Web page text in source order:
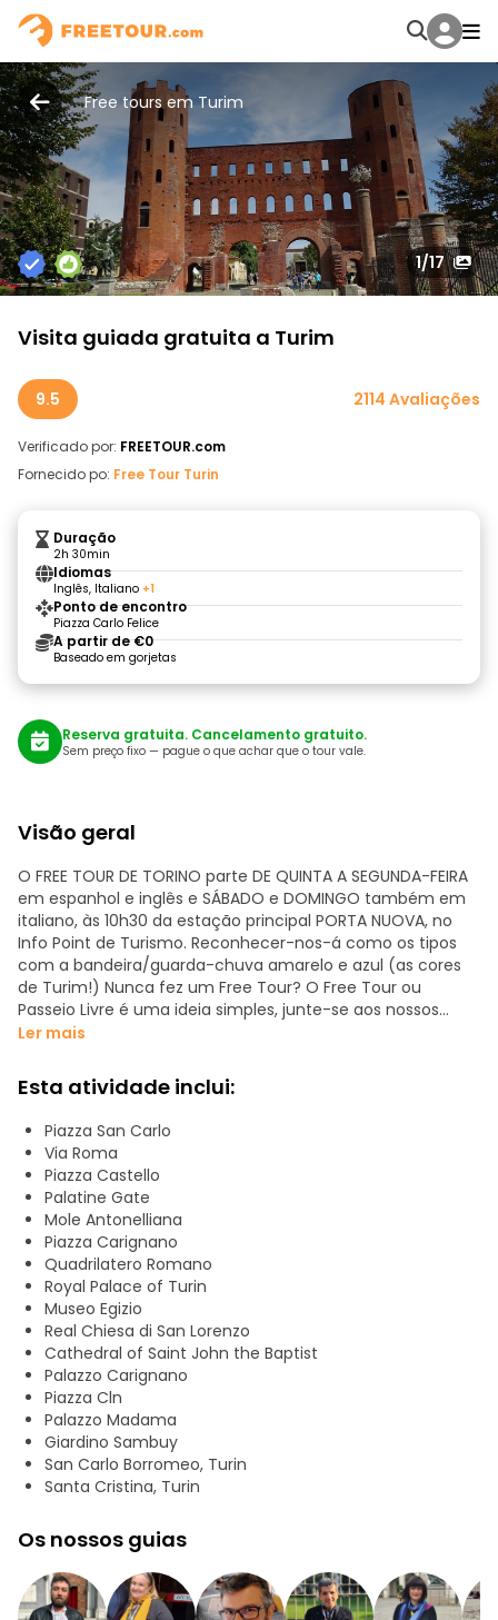
Free tours em Turim
1/17
Visita guiada gratuita a Turim
9.5 2114 Avaliações
Verificado por: FREETOUR.com
Fornecido po: Free Tour Turin
Duração
2h 30min
Idiomas
Inglês, Italiano +1
Ponto de encontro
Piazza Carlo Felice
A partir de €0
Baseado em gorjetas
Reserva gratuita. Cancelamento gratuito.
Sem preço fixo — pague o que achar que o tour vale.
Visão geral
O FREE TOUR DE TORINO parte DE QUINTA A SEGUNDA-FEIRA
em espanhol e inglês e SÁBADO e DOMINGO também em
italiano, às 10h30 da estação principal PORTA NUOVA, no
Info Point de Turismo. Reconhecer-nos-á como os tipos
com a bandeira/guarda-chuva amarelo e azul (as cores
de Turim!) Nunca fez um Free Tour? O Free Tour ou
Passeio Livre é uma ideia simples, junte-se aos nossos
passeios. Nós mostramos-lhe o melhor da cidade,
forma mais divertida, e é você que decide, no final do
passeio, o preço que merece. Não existe um preço fixo,
mas pensamos que quanto melhor fizermos o nosso
trabalho, mais os nossos visitantes o valorizarão!
Apaixone-se por uma das mais belas cidades de Itália. Nós
esperamos por si!
O Tour de Torino dura aproximadamente 2½ hrs.
Iremos descobrir:
Piazza Carlo Felice
Via Roma
Piazza CLN
Piazza San Carlo
O bairro antigo
Câmara Municipal
Ruínas romanas
Catedral
Praça Castello
Via Po
A Torre Antonelliana
Ler mais
Esta atividade inclui:
Piazza San Carlo
Via Roma
Piazza Castello
Palatine Gate
Mole Antonelliana
Piazza Carignano
Quadrilatero Romano
Royal Palace of Turin
Museo Egizio
Real Chiesa di San Lorenzo
Cathedral of Saint John the Baptist
Palazzo Carignano
Piazza Cln
Palazzo Madama
Giardino Sambuy
San Carlo Borromeo, Turin
Santa Cristina, Turin
Os nossos guias